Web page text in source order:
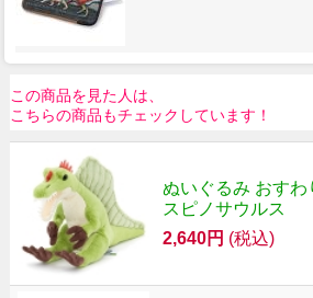
この商品を見た人は、
こちらの商品もチェックしています！
ぬいぐるみ おすわ
スピノサウルス
2,640円 (税込)